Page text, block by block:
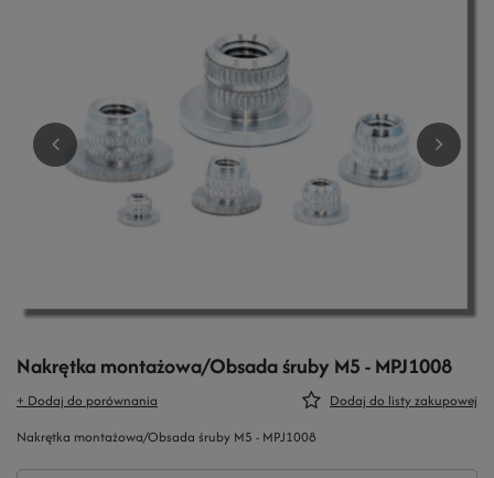
Nakrętka montażowa/Obsada śruby M5 - MPJ1008
+ Dodaj do porównania
Dodaj do listy zakupowej
Nakrętka montażowa/Obsada śruby M5 - MPJ1008